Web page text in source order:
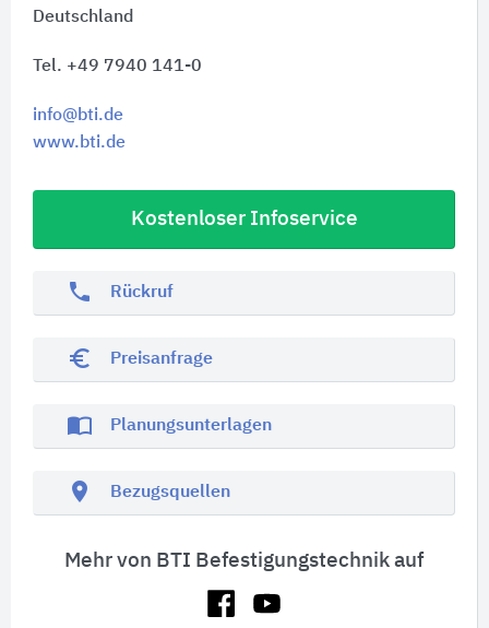
Deutschland
Tel. +49 7940 141-0
info@bti.de
www.bti.de
Kostenloser Infoservice
phone Rückruf
euro_symbol Preisanfrage
import_contacts Planungsunterlagen
location_on Bezugsquellen
Mehr von BTI Befestigungstechnik auf